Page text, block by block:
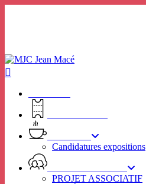
Candidatures expositions
PROJET ASSOCIATIF